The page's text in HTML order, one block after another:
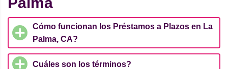
Cómo funcionan los Préstamos a Plazos en La
Palma, CA?
Cuáles son los términos?